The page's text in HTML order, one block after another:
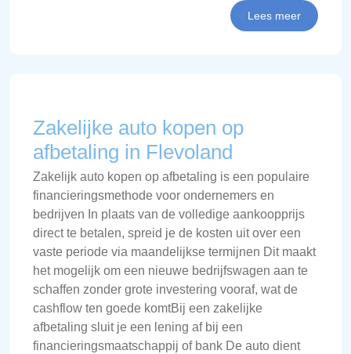
Lees meer
Zakelijke auto kopen op
afbetaling in Flevoland
Zakelijk auto kopen op afbetaling is een populaire
financieringsmethode voor ondernemers en
bedrijven In plaats van de volledige aankoopprijs
direct te betalen, spreid je de kosten uit over een
vaste periode via maandelijkse termijnen Dit maakt
het mogelijk om een nieuwe bedrijfswagen aan te
schaffen zonder grote investering vooraf, wat de
cashflow ten goede komtBij een zakelijke
afbetaling sluit je een lening af bij een
financieringsmaatschappij of bank De auto dient